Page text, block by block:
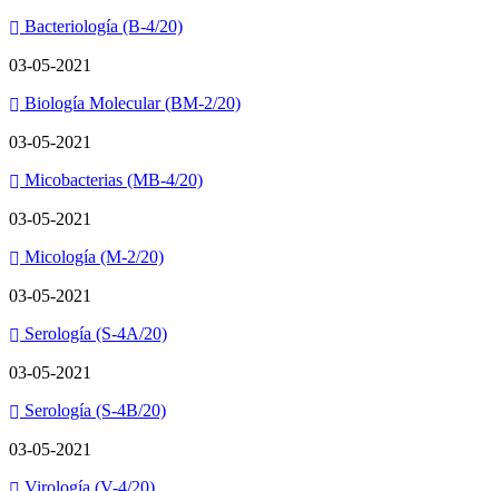
Bacteriología (B-4/20)
03-05-2021
Biología Molecular (BM-2/20)
03-05-2021
Micobacterias (MB-4/20)
03-05-2021
Micología (M-2/20)
03-05-2021
Serología (S-4A/20)
03-05-2021
Serología (S-4B/20)
03-05-2021